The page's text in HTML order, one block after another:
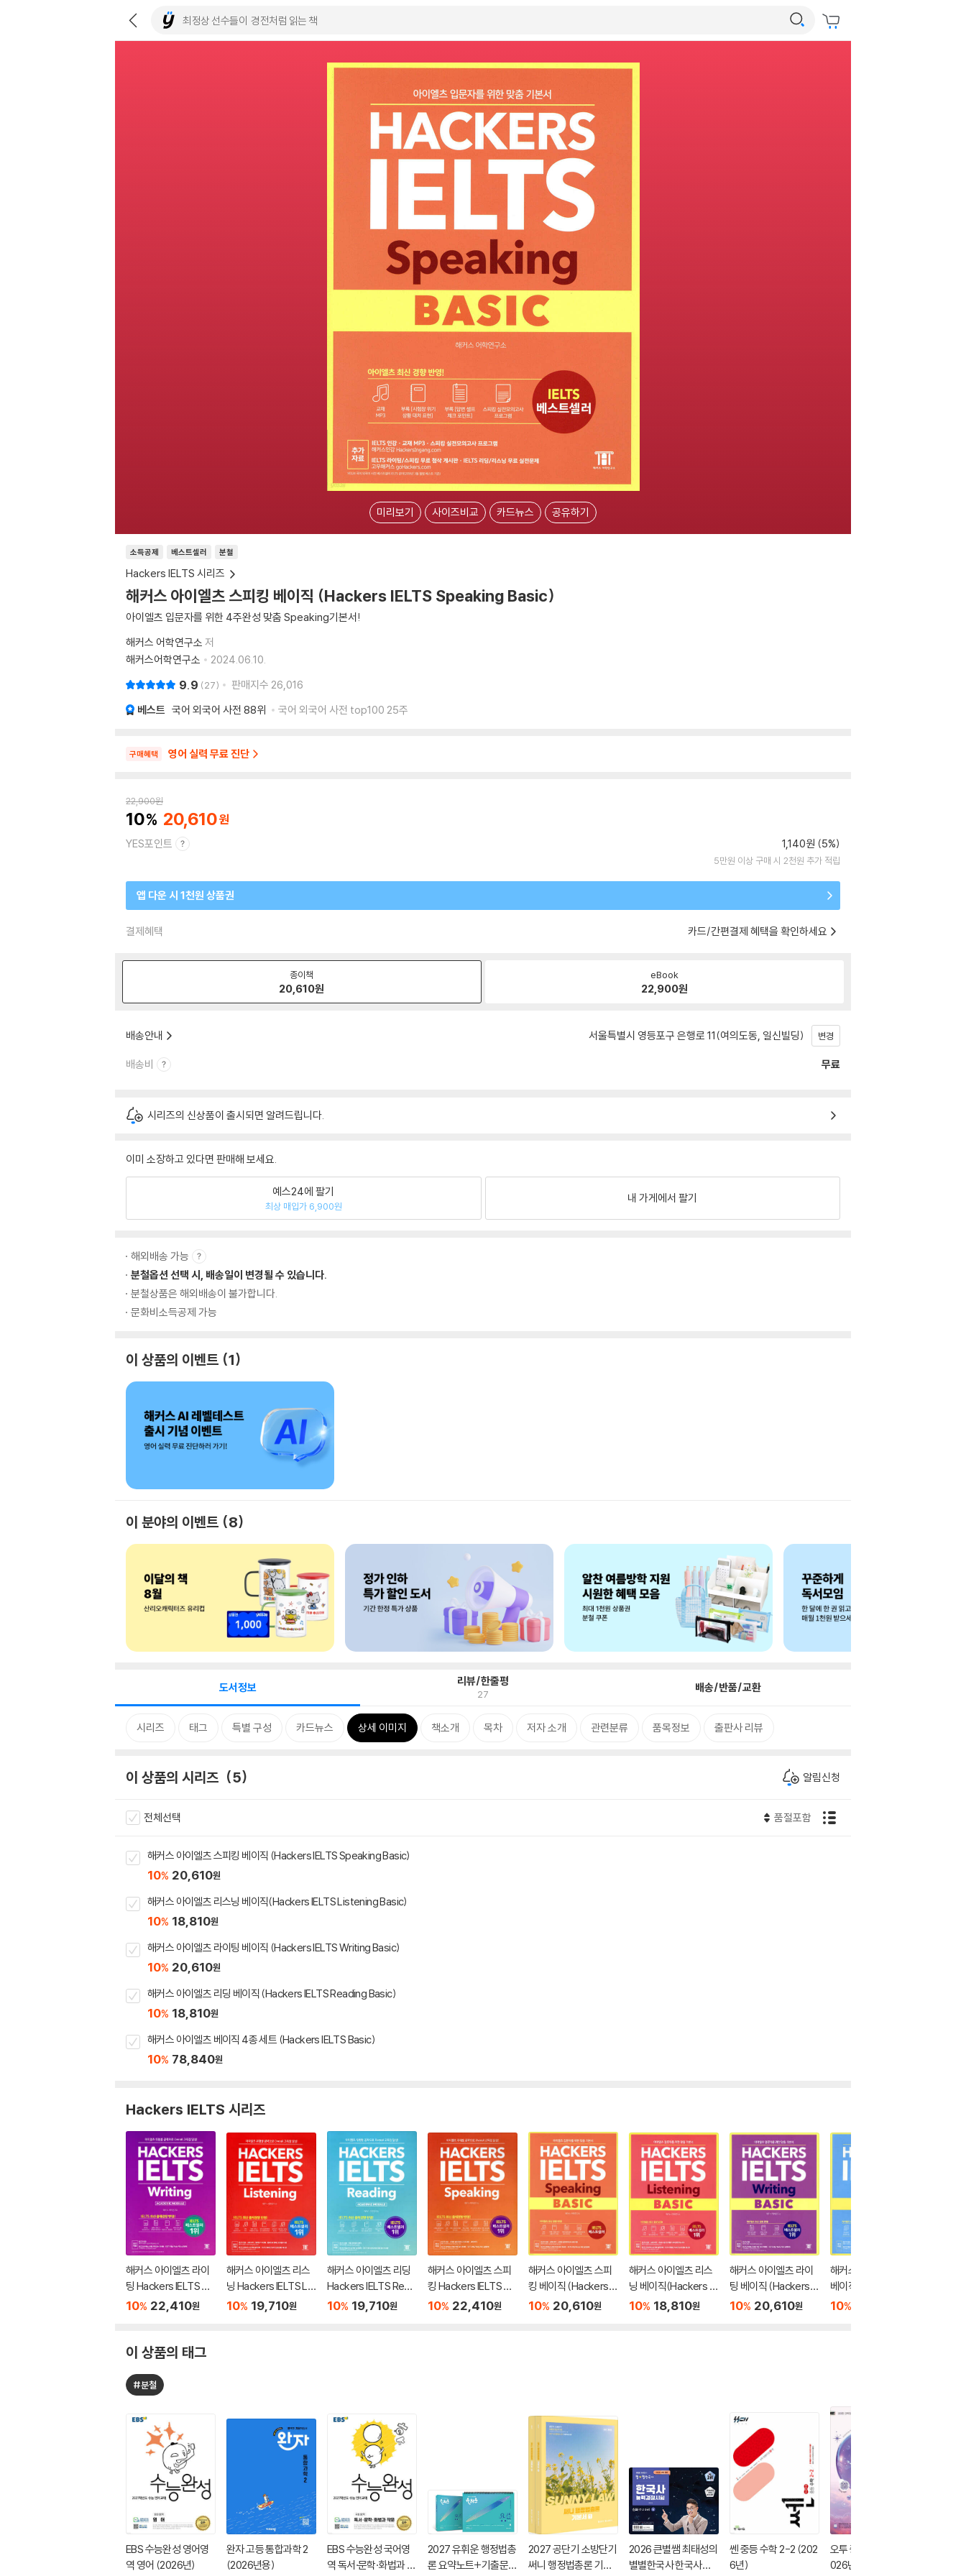
미리보기 사이즈비교 카드뉴스 공유하기
소득공제 베스트셀러 분철
Hackers IELTS 시리즈
해커스 아이엘츠 스피킹 베이직 (Hackers IELTS Speaking Basic)
아이엘츠 입문자를 위한 4주완성 맞춤 Speaking기본서!
해커스 어학연구소 저
해커스어학연구소
2024.06.10.
9.9 27 판매지수 26,016
베스트 국어 외국어 사전 88위 국어 외국어 사전 top100 25주
구매혜택 영어 실력 무료 진단
22,900원
10 20,610
YES포인트 1,140원 (5%)
5만원 이상 구매 시 2천원 추가 적립
앱 다운 시 1천원 상품권
결제혜택 카드/간편결제 혜택을 확인하세요
종이책
20,610원
eBook
22,900원
배송안내 서울특별시 영등포구 은행로 11(여의도동, 일신빌딩) 변경
배송비 무료
시리즈의 신상품이 출시되면 알려드립니다.
이미 소장하고 있다면 판매해 보세요.
예스24에 팔기
최상 매입가 6,900원
내 가게에서 팔기
해외배송 가능
분철옵션 선택 시, 배송일이 변경될 수 있습니다.
분철상품은 해외배송이 불가합니다.
문화비소득공제 가능
이 상품의 이벤트 1
이 분야의 이벤트 8
도서정보 리뷰/한줄평
27 배송/반품/교환
시리즈 태그 특별 구성 카드뉴스 상세 이미지 책소개 목차 저자 소개 관련분류 품목정보 출판사 리뷰
이 상품의 시리즈 5 알림신청
전체선택 품절포함
해커스 아이엘츠 스피킹 베이직 (Hackers IELTS Speaking Basic)
10% 20,610원
해커스 아이엘츠 리스닝 베이직(Hackers IELTS Listening Basic)
10% 18,810원
해커스 아이엘츠 라이팅 베이직 (Hackers IELTS Writing Basic)
10% 20,610원
해커스 아이엘츠 리딩 베이직 (Hackers IELTS Reading Basic)
10% 18,810원
해커스 아이엘츠 베이직 4종 세트 (Hackers IELTS Basic)
10% 78,840원
Hackers IELTS 시리즈
해커스 아이엘츠 라이
팅 Hackers IELTS Wr
iting
10% 22,410원
해커스 아이엘츠 리스
닝 Hackers IELTS Lis
tening
10% 19,710원
해커스 아이엘츠 리딩
Hackers IELTS Read
ing
10% 19,710원
해커스 아이엘츠 스피
킹 Hackers IELTS Sp
eaking
10% 22,410원
해커스 아이엘츠 스피
킹 베이직 (Hackers IE
LTS Speaking Basi
10% 20,610원
해커스 아이엘츠 리스
닝 베이직(Hackers IE
LTS Listening Basic)
10% 18,810원
해커스 아이엘츠 라이
팅 베이직 (Hackers IE
LTS Writing Basic)
10% 20,610원
해커스 아이엘츠 리딩
베이직 (Hackers IELT
S Reading Basic)
10%
이 상품의 태그
#분철
EBS 수능완성 영어영
역 영어 (2026년)
완자 고등 통합과학 2
(2026년용)
EBS 수능완성 국어영
역 독서·문학·화법과 작
2027 유휘운 행정법총
론 요약노트+기출문제
2027 공단기 소방단기
써니 행정법총론 기본
2026 큰별쌤 최태성의
별별한국사 한국사능
쎈 중등 수학 2-2 (202
6년)
오투 중학 과학 2-2 (2
026년)